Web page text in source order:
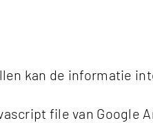
kan de informatie
file van Google